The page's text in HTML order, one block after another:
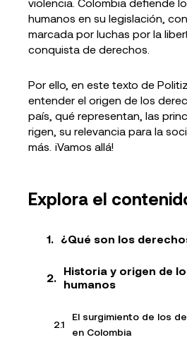
humanos en su legislación,
marcada por luchas por la
conquista de derechos.
Por ello, en este texto de
entender el origen de los
país, qué representan, las
rigen, su relevancia para la
más. ¡Vamos allá!
Explora el
¿Qué son los
Historia y origen de
humanos
El surgimiento de los
en Colombia